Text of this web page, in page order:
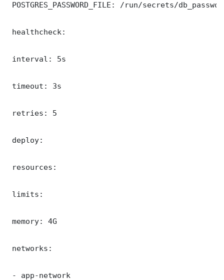
POSTGRES_PASSWORD_FILE: /run/secrets/
healthcheck:
interval: 5s
timeout: 3s
retries: 5
deploy:
resources:
limits:
memory: 4G
networks:
- app-network